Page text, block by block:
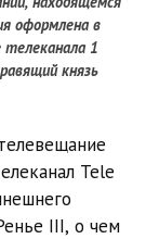
оформлена в
телеканала 1
князь
Tele
III, о чем